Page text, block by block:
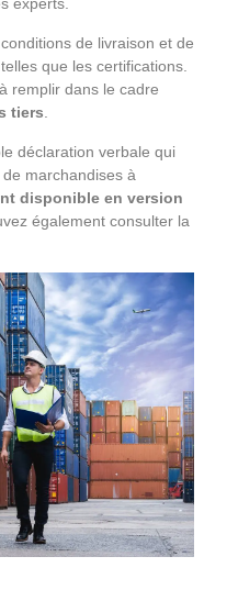
de livraison et de
que les certifications.
remplir dans le cadre
tiers
déclaration verbale qui
marchandises à
disponible en version
également consulter la